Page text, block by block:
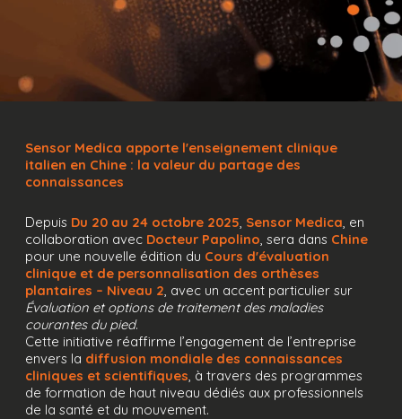
Sensor Medica apporte l'enseignement clinique
italien en Chine : la valeur du partage des
connaissances
Depuis Du 20 au 24 octobre 2025 Sensor Medica , en
collaboration avec Docteur Papolino , sera dans Chine
pour une nouvelle édition du Cours d'évaluation
clinique et de personnalisation des orthèses
plantaires – Niveau 2 , avec un accent particulier sur
Évaluation et options de traitement des maladies
courantes du pied.
Cette initiative réaffirme l’engagement de l’entreprise
envers la diffusion mondiale des connaissances
cliniques et scientifiques , à travers des programmes
de formation de haut niveau dédiés aux professionnels
de la santé et du mouvement.